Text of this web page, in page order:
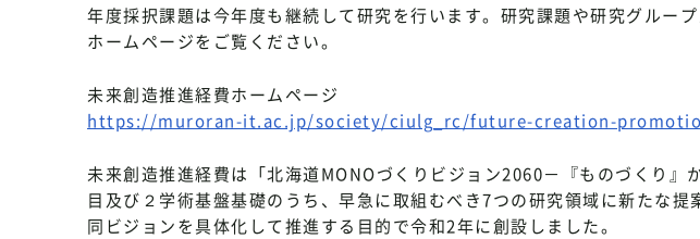
年度採択課題は今年度も継続して研究を行います。研究課題や研究グルー
ホームページをご覧ください。
未来創造推進経費ホームページ
https://muroran-it.ac.jp/society/ciulg_rc/future-creation-
未来創造推進経費は「北海道MONOづくりビジョン2060－『ものづくり』
目及び２学術基盤基礎のうち、早急に取組むべき7つの研究領域に新たな
同ビジョンを具体化して推進する目的で令和2年に創設しました。